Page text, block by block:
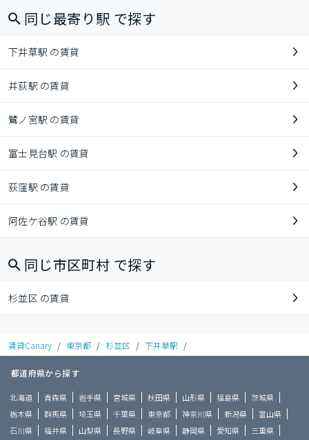
同じ最寄り駅 で探す
下井草駅 の賃貸
井荻駅 の賃貸
鷺ノ宮駅 の賃貸
富士見台駅 の賃貸
荻窪駅 の賃貸
阿佐ケ谷駅 の賃貸
同じ市区町村 で探す
杉並区 の賃貸
賃貸Canary / 東京都 / 杉並区 / 下井草駅 /
都道府県から探す
北海道 青森県 岩手県 宮城県 秋田県 山形県 福島県
茨城県
栃木県
群馬県 埼玉県 千葉県 東京都 神奈川県 新潟県
富山県
石川県
福井県 山梨県 長野県 岐阜県 静岡県 愛知県 三重県